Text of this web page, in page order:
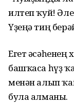
илтеп ҡуй!
Үҙеңә тиң
Егет
башҡаса һүҙ
менән алып
була алманы.